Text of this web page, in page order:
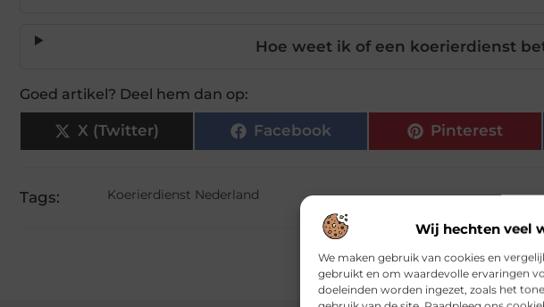
Wij hechten veel
We maken gebruik van cookies en
gebruikt en om waardevolle ervaringen
doeleinden worden ingezet, zoals het
Hoe weet ik of een koerierdienst
Goed artikel? Deel hem dan op:
X (Twitter) Facebook Pinterest
Tags: Koerierdienst Nederland